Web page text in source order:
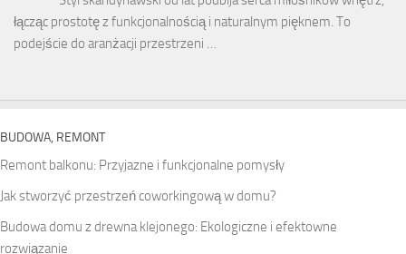
łącząc prostotę z funkcjonalnością i naturalnym pięknem. To
podejście do aranżacji przestrzeni …
BUDOWA, REMONT
Remont balkonu: Przyjazne i funkcjonalne pomysły
Jak stworzyć przestrzeń coworkingową w domu?
Budowa domu z drewna klejonego: Ekologiczne i efektowne
rozwiązanie